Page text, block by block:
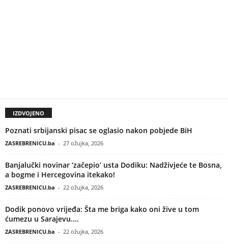
IZDVOJENO
Poznati srbijanski pisac se oglasio nakon pobjede BiH
ZASREBRENICU.ba - 27 ožujka, 2026
Banjalučki novinar ‘začepio’ usta Dodiku: Nadživjeće te Bosna,
a bogme i Hercegovina itekako!
ZASREBRENICU.ba - 22 ožujka, 2026
Dodik ponovo vrijeđa: Šta me briga kako oni žive u tom
ćumezu u Sarajevu....
ZASREBRENICU.ba - 22 ožujka, 2026